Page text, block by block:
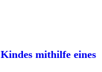
mithilfe eines